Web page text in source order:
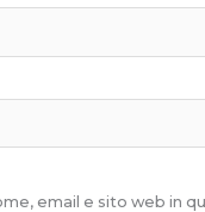
email e sito web in